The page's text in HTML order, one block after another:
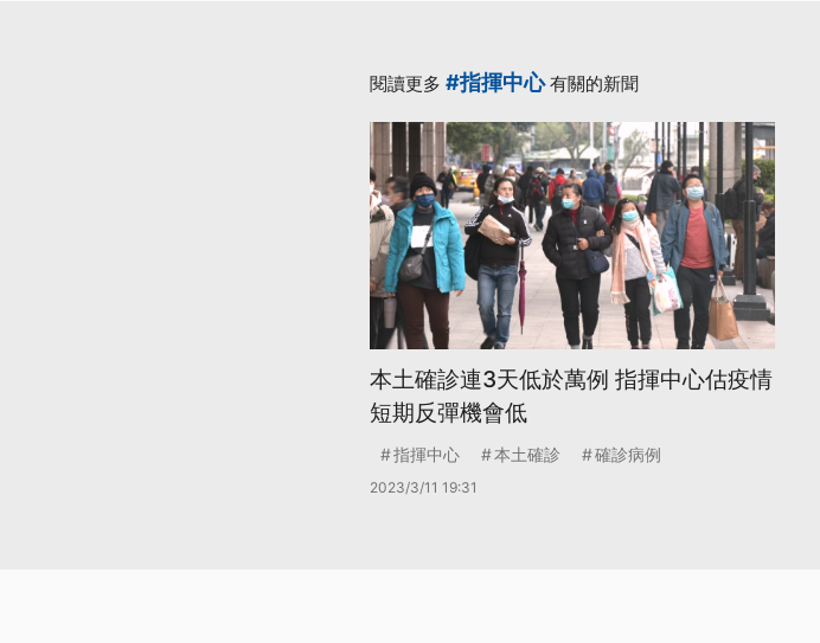
閱讀更多 #指揮中心有關的新聞
本土確診連3天低於萬例 指揮中心估疫情
短期反彈機會低
指揮中心 本土確診 確診病例
2023/3/11 19:31